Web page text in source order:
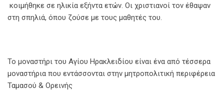
κοιμήθηκε σε ηλικία εξήντα ετών. Οι χριστιανοί τον έθαψαν
στη σπηλιά, όπου ζούσε με τους μαθητές του.
Το μοναστήρι του Αγίου Ηρακλειδίου είναι ένα από τέσσερα
μοναστήρια που εντάσσονται στην μητροπολιτική περιφέρεια
Ταμασού & Ορεινής